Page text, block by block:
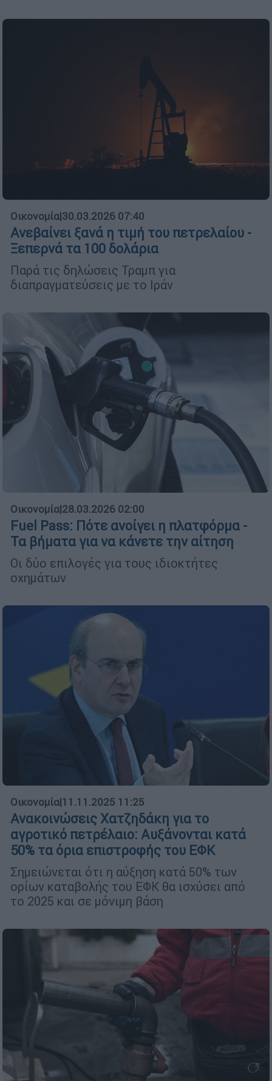
Οικονομία|30.03.2026 07:40
Ανεβαίνει ξανά η τιμή του πετρελαίου -
Ξεπερνά τα 100 δολάρια
Παρά τις δηλώσεις Τραμπ για
διαπραγματεύσεις με το Ιράν
Οικονομία|28.03.2026 02:00
Fuel Pass: Πότε ανοίγει η πλατφόρμα -
Τα βήματα για να κάνετε την αίτηση
Οι δύο επιλογές για τους ιδιοκτήτες
οχημάτων
Οικονομία|11.11.2025 11:25
Ανακοινώσεις Χατζηδάκη για το
αγροτικό πετρέλαιο: Αυξάνονται κατά
50% τα όρια επιστροφής του ΕΦΚ
Σημειώνεται ότι η αύξηση κατά 50% των
ορίων καταβολής του ΕΦΚ θα ισχύσει από
το 2025 και σε μόνιμη βάση